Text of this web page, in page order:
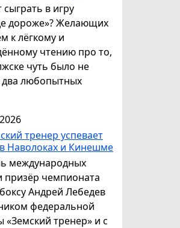
сыграть в игру
дороже»? Желающих
к лёгкому и
чтению про то,
чуть было не
два любопытных
тренер успевает
Наволоках и Кинешме
международных
призёр чемпионата
Андрей Лебедев
федеральной
тренер» и с